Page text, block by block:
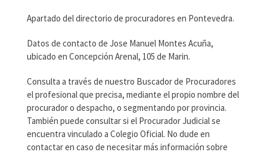
Apartado del directorio de procuradores en Pontevedra.
Datos de contacto de Jose Manuel Montes Acuña,
ubicado en Concepción Arenal, 105 de Marin.
Consulta a través de nuestro Buscador de Procuradores
el profesional que precisa, mediante el propio nombre del
procurador o despacho, o segmentando por provincia.
También puede consultar si el Procurador Judicial se
encuentra vinculado a Colegio Oficial. No dude en
contactar en caso de necesitar más información sobre